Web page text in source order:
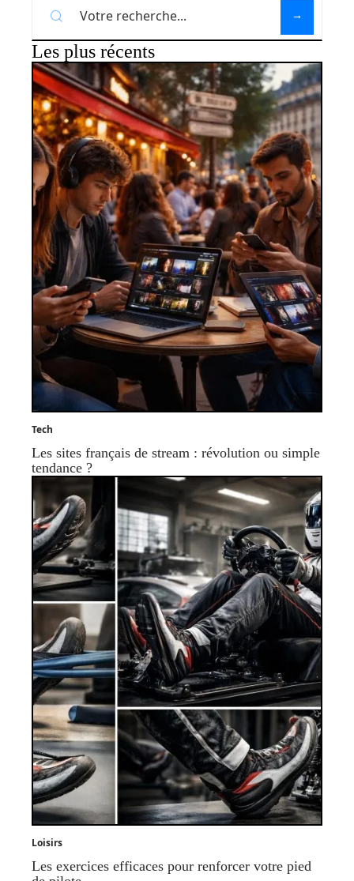
Les plus récents
Tech
Les sites français de stream : révolution ou simple
tendance ?
Loisirs
Les exercices efficaces pour renforcer votre pied